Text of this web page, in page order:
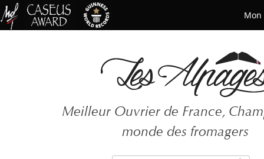
Meilleur Ouvrier de France,
monde des fromagers
Mot de passe oublié ?
CRÉER UN